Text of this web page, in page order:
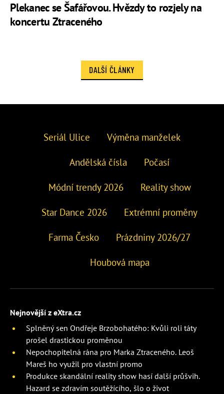
Plekanec se Šafářovou. Hvězdy to rozjely na
koncertu Ztraceného
DALŠÍ ČLÁNKY
Seriál Ulice Výměna manželek
Andělská čísla Počasí
Módní trendy 2026 Reality show
Star Dance 2026 Extrémní proměny
Farma Česko Prázdniny 2026/27
Houbová mapa
Nejnovější z eXtra.cz
Splněný sen Ondřeje Brzobohatého: Kvůli roli táty
prošel drastickou proměnou
Nepochopitelná rána pro Marka Ztraceného. Leoš
Mareš ho využil pro vlastní promo
Produkce skandální reality show hasí další průšvih.
Hazard se zdravím soutěžícího, šlo o život